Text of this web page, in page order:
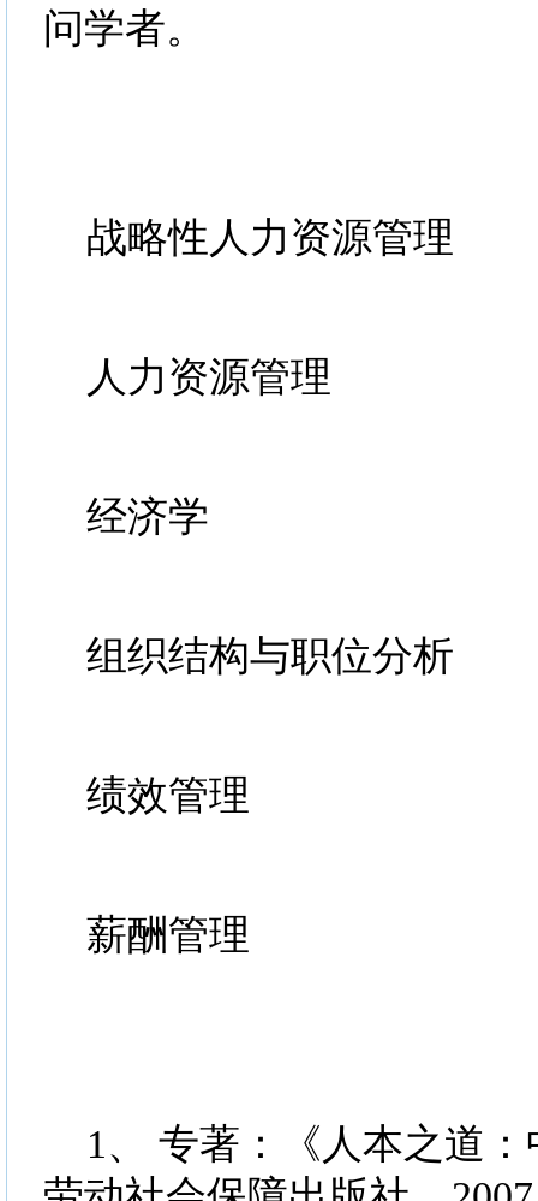
问学者。
战略性人力资源管理
人力资源管理
经济学
组织结构与职位分析
绩效管理
薪酬管理
1、 专著：《人本之道：